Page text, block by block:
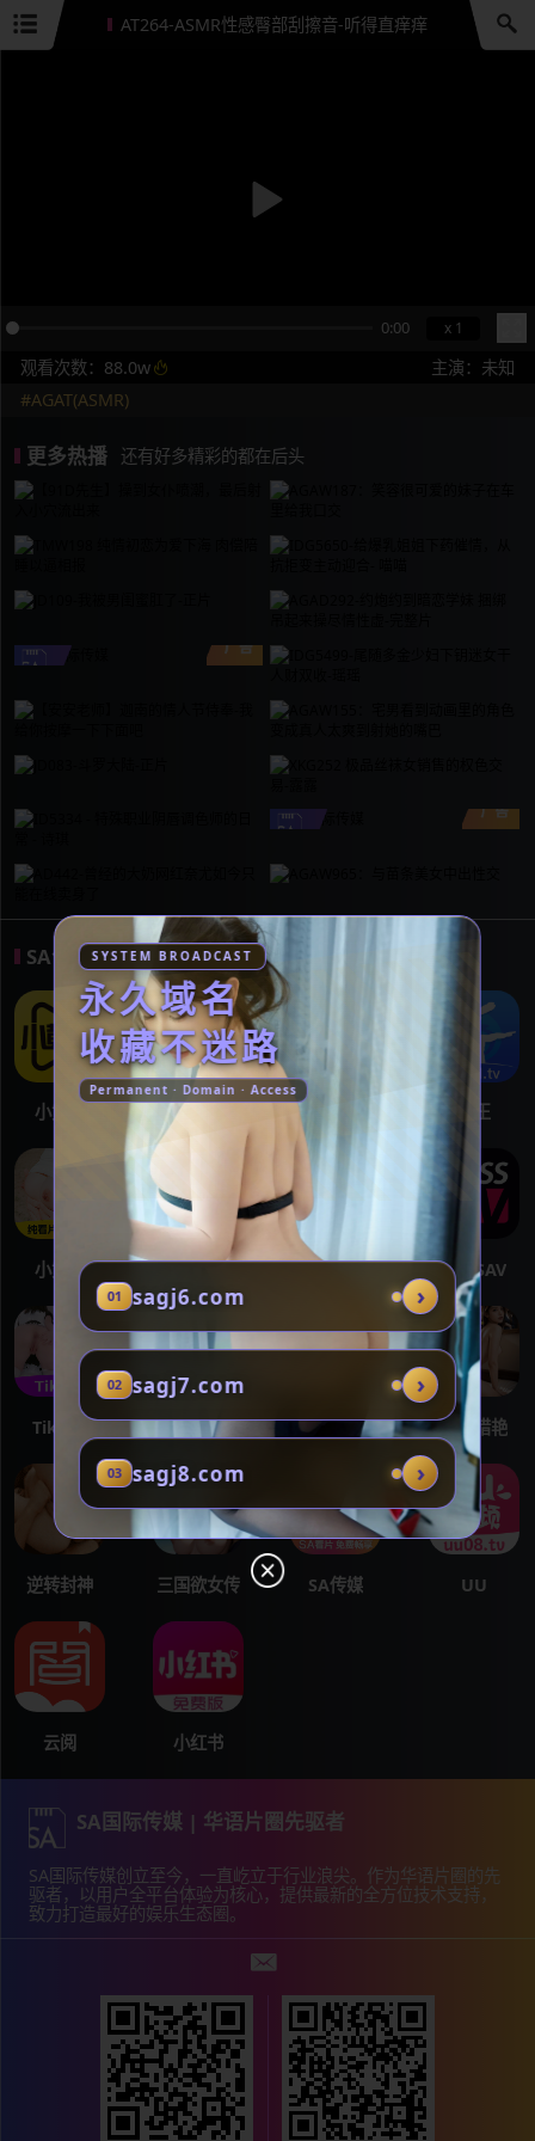
AT264-ASMR性感臀部刮擦音-听得直痒痒
0:00 x 1
观看次数：88.0w
主演：未知
#AGAT(ASMR)
更多热播 还有好多精彩的都在后头
SA合作伙伴 关注我们众多的合作伙伴
小黄片 海角社区 海王
小黄片 海角社区 红莲社区 MISSAV
TikTok 女神转生 次元对决 总裁猎艳
逆转封神 三国欲女传 SA传媒 UU
云阅 小红书
SA国际传媒 | 华语片圈先驱者
SA国际传媒创立至今，一直屹立于行业浪尖。作为华语片圈的先
驱者，以用户全平台体验为核心，提供最新的全方位技术支持，
致力打造最好的娱乐生态圈。
SYSTEM BROADCAST
永久域名
收藏不迷路
Permanent · Domain · Access
01 sagj6.com ›
02 sagj7.com ›
03 sagj8.com ›